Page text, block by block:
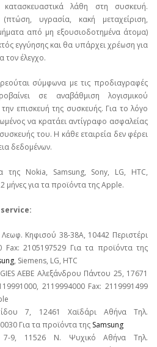
λάθη στη συσκευή.
υγρασία, κακή μεταχείριση,
από μη εξουσιοδοτημένα άτομα)
εγγύησης και θα υπάρχει χρέωση για
τον έλεγχο.
σύμφωνα με τις προδιαγραφές
σε αναβάθμιση λογισμικού
επισκευή της συσκευής. Για το λόγο
να κρατάει αντίγραφο ασφαλείας
του. Η κάθε εταιρεία δεν φέρει
δεδομένων.
Nokia, Samsung, Sony, LG, HTC,
μήνες για τα προϊόντα της Apple.
Λεωφ. Κηφισού 38-38Α, 10442 Περιστέρι
Fax: 2105197529 Για τα προϊόντα της
, Siemens, LG, HTC
ΑΕΒΕ Αλεξάνδρου Πάντου 25, 17671
2119994000 Fax: 2119991499
7, 12461 Χαϊδάρι Αθήνα Τηλ.
Για τα προϊόντα της Samsung
7-9, 11526 Ν. Ψυχικό Αθήνα Τηλ.